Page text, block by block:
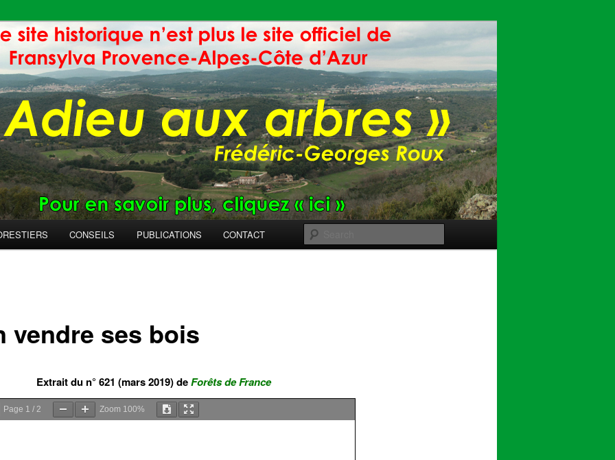
CONSEILS PUBLICATIONS CONTACT
vendre ses bois
Extrait du n° 621 (mars 2019) deForêts de France
Page 1 / 2 Zoom 100%